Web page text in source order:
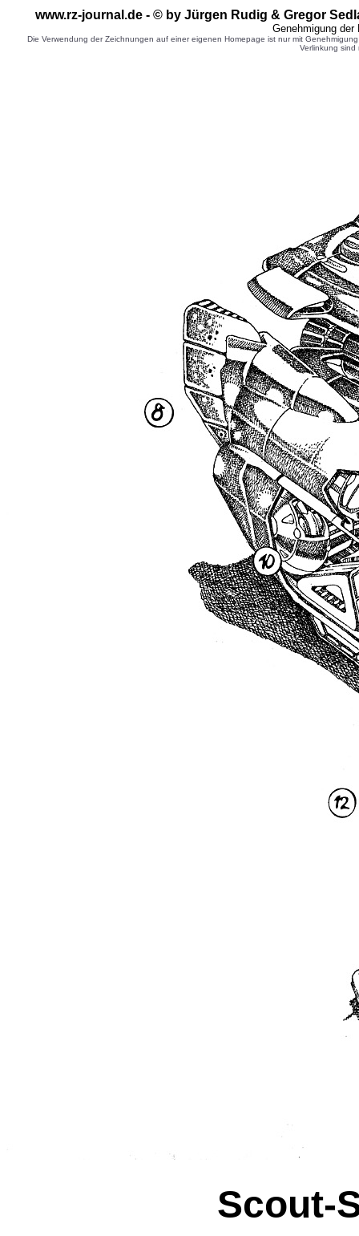
www.rz-journal.de - © by Jürgen Rudig & Gregor
Genehmigung der
Die Verwendung der Zeichnungen auf einer eigenen Homepage ist nur mit
Verlinkung sind
Scout-